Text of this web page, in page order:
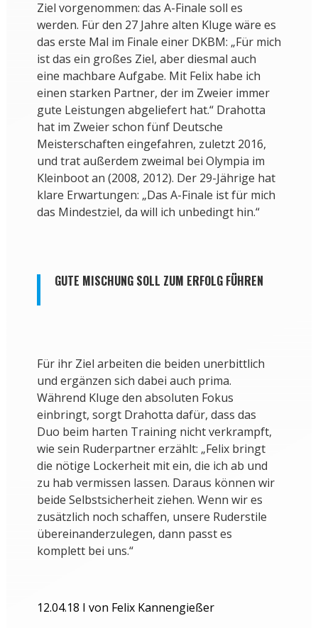
Ziel vorgenommen: das A-Finale soll es
werden. Für den 27 Jahre alten Kluge wäre es
das erste Mal im Finale einer DKBM: „Für mich
ist das ein großes Ziel, aber diesmal auch
eine machbare Aufgabe. Mit Felix habe ich
einen starken Partner, der im Zweier immer
gute Leistungen abgeliefert hat.“ Drahotta
hat im Zweier schon fünf Deutsche
Meisterschaften eingefahren, zuletzt 2016,
und trat außerdem zweimal bei Olympia im
Kleinboot an (2008, 2012). Der 29-Jährige hat
klare Erwartungen: „Das A-Finale ist für mich
das Mindestziel, da will ich unbedingt hin.“
GUTE MISCHUNG SOLL ZUM ERFOLG FÜHREN
Für ihr Ziel arbeiten die beiden unerbittlich
und ergänzen sich dabei auch prima.
Während Kluge den absoluten Fokus
einbringt, sorgt Drahotta dafür, dass das
Duo beim harten Training nicht verkrampft,
wie sein Ruderpartner erzählt: „Felix bringt
die nötige Lockerheit mit ein, die ich ab und
zu hab vermissen lassen. Daraus können wir
beide Selbstsicherheit ziehen. Wenn wir es
zusätzlich noch schaffen, unsere Ruderstile
übereinanderzulegen, dann passt es
komplett bei uns.“
12.04.18 I von Felix Kannengießer